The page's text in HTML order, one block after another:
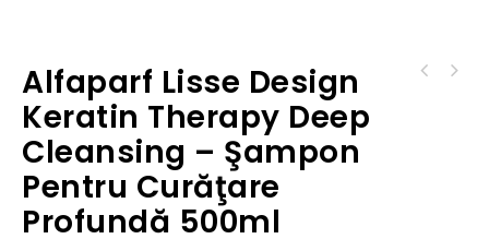
Alfaparf Lisse Design
Keratin Therapy Deep
Cleansing – Şampon
Pentru Curăţare
Profundă 500ml